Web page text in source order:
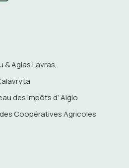
Agias Lavras,
des Impôts d’ Aigio
Coopératives Agricoles